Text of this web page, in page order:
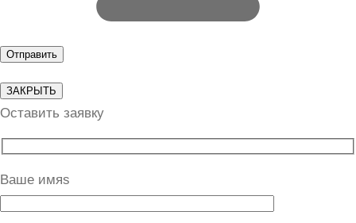
ЗАКРЫТЬ
Оставить заявку
Ваше имяs